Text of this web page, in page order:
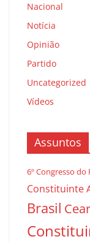
Nacional
Notícia
Opinião
Partido
Uncategorized
Vídeos
Assuntos
6º Congresso do
Constituinte
Brasil